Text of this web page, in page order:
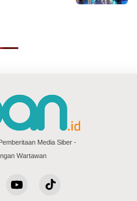
Media Siber
Wartawan